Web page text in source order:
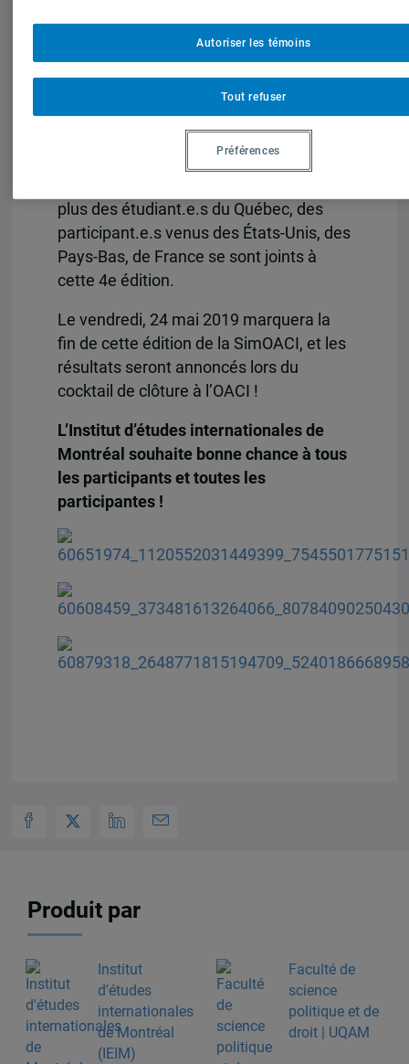
et de pratiquer les diverses modalités de
coopération et de négociations qui
caractérisent la diplomatie au sein de
Pour cette 4e édition, des étudiant.e.s
plus des étudiant.e.s du Québec, des
participant.e.s venus des États-Unis, des
Pays-Bas, de France se sont joints à
cette 4e édition.
Le vendredi, 24 mai 2019 marquera la
fin de cette édition de la SimOACI, et les
résultats seront annoncés lors du
cocktail de clôture à l’OACI !
L’Institut d’études internationales de
Montréal souhaite bonne chance à tous
les participants et toutes les
participantes !
Produit par
Institut
d'études
internationales
de Montréal
(IEIM)
Faculté de
science
politique et de
droit | UQAM
Tout refuser
Autoriser les témoins
Préférences